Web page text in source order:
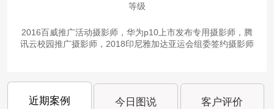
等级
2016百威推广活动摄影师，华为p10上市发布专用摄影师，腾
讯云校园推广摄影师，2018印尼雅加达亚运会组委签约摄影师
近期案例 今日图说 客户评价